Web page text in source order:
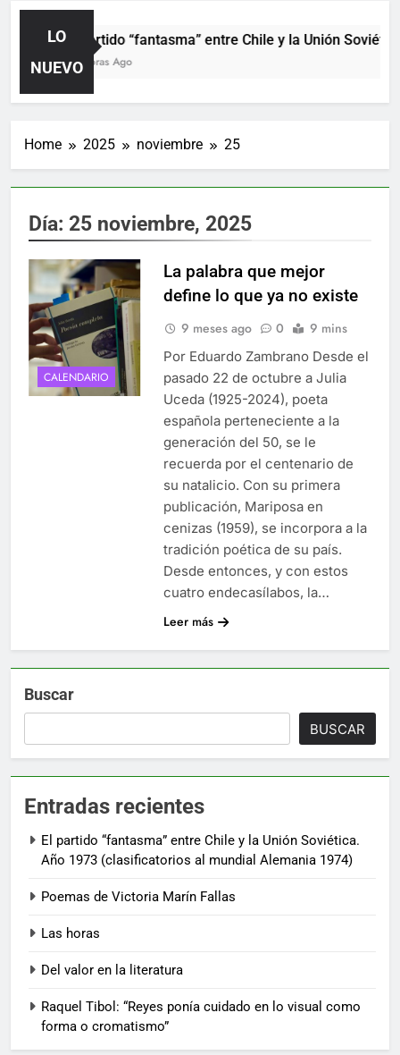
LO
NUEVO
El partido “fantasma” entre Chile y la Unión
20 Horas Ago
Home 2025 noviembre 25
Día: 25 noviembre, 2025
CALENDARIO
La palabra que mejor
define lo que ya no existe
9 meses ago 0 9 mins
Por Eduardo Zambrano Desde el
pasado 22 de octubre a Julia
Uceda (1925-2024), poeta
española perteneciente a la
generación del 50, se le
recuerda por el centenario de
su natalicio. Con su primera
publicación, Mariposa en
cenizas (1959), se incorpora a la
tradición poética de su país.
Desde entonces, y con estos
cuatro endecasílabos, la…
Leer más
Buscar
BUSCAR
Entradas recientes
El partido “fantasma” entre Chile y la Unión Soviética.
Año 1973 (clasificatorios al mundial Alemania 1974)
Poemas de Victoria Marín Fallas
Las horas
Del valor en la literatura
Raquel Tibol: “Reyes ponía cuidado en lo visual como
forma o cromatismo”